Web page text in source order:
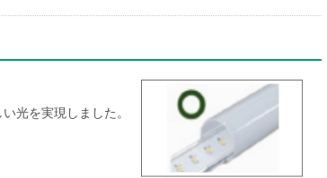
光を実現しました。